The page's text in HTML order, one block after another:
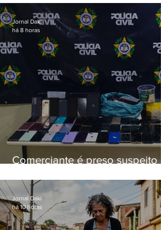
aposentados é preso
Comerciante é preso suspeito
loja
Jornal Daki
há 8 horas
Jornal Daki
há 10 horas